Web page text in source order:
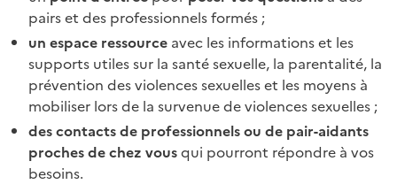
pairs et des professionnels formés ;
un espace ressource avec les informations et les
supports utiles sur la santé sexuelle, la parentalité, la
prévention des violences sexuelles et les moyens à
mobiliser lors de la survenue de violences sexuelles ;
des contacts de professionnels ou de pair-aidants
proches de chez vousqui pourront répondre à vos
besoins.